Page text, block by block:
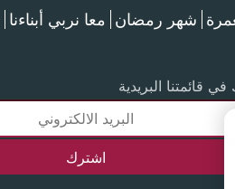
شهر رمضان معا نربي أبناءنا
قائمتنا البريدية